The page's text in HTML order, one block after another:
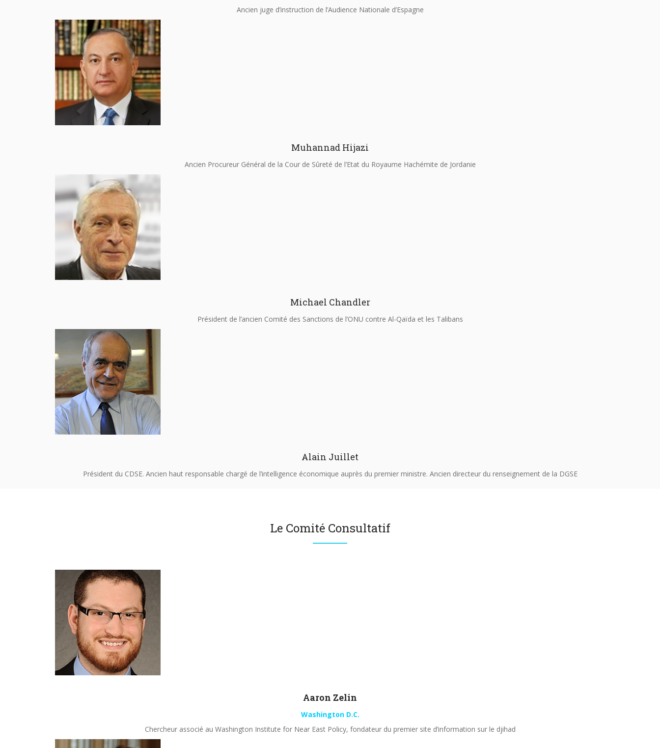
Ancien juge d’instruction de l’Audience Nationale d’Espagne
Muhannad Hijazi
Ancien Procureur Général de la Cour de Sûreté de l’Etat du Royaume Hachémite de Jordanie
Michael Chandler
Président de l’ancien Comité des Sanctions de l’ONU contre Al-Qaïda et les Talibans
Alain Juillet
Président du CDSE. Ancien haut responsable chargé de l’intelligence économique auprès du premier ministre. Ancien directeur du renseignement de la DGSE
Le Comité Consultatif
Aaron Zelin
Washington D.C.
Chercheur associé au Washington Institute for Near East Policy, fondateur du premier site d’information sur le djihad